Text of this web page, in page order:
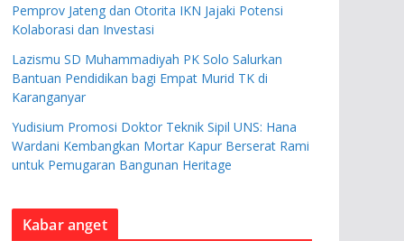
Pemprov Jateng dan Otorita IKN Jajaki Potensi
Kolaborasi dan Investasi
Lazismu SD Muhammadiyah PK Solo Salurkan
Bantuan Pendidikan bagi Empat Murid TK di
Karanganyar
Yudisium Promosi Doktor Teknik Sipil UNS: Hana
Wardani Kembangkan Mortar Kapur Berserat Rami
untuk Pemugaran Bangunan Heritage
Kabar anget